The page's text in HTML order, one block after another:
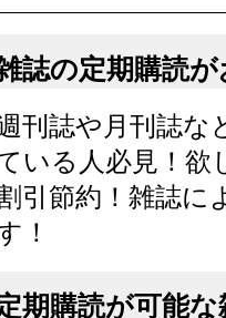
誌の定期購読
刊誌や月刊誌な
いる人必見！欲
引節約！雑誌に
！
期購読が可能